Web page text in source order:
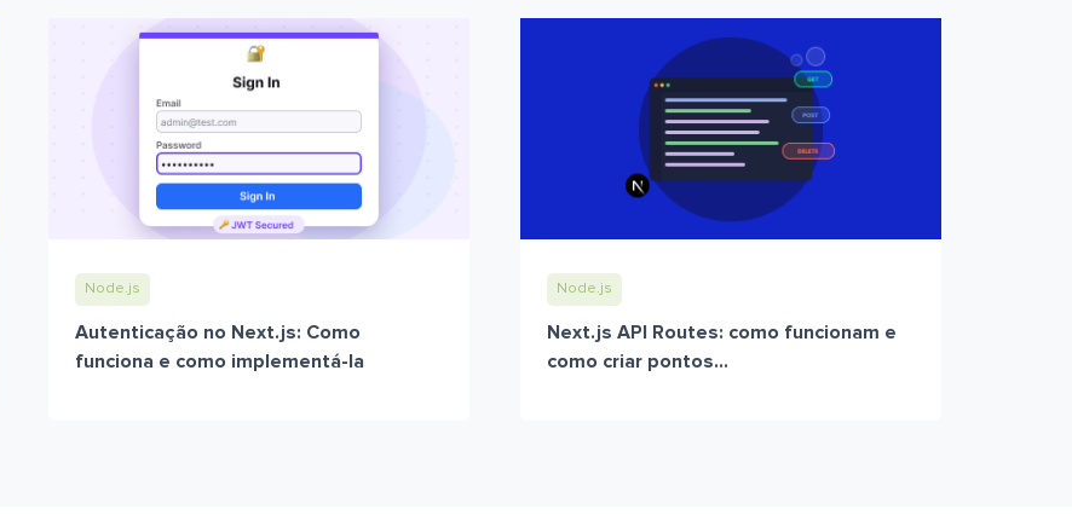
Node.js
Autenticação no Next.js: Como
funciona e como implementá-la
Node.js
Next.js API Routes: como funcionam e
como criar pontos...